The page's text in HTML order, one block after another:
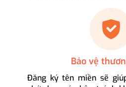
Bảo vệ
Đăng ký tên miền sẽ